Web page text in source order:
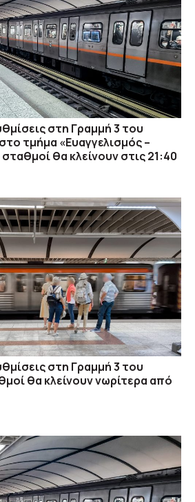
στη Γραμμή 3 του
τμήμα «Ευαγγελισμός –
θα κλείνουν στις 21:40
στη Γραμμή 3 του
θα κλείνουν νωρίτερα από